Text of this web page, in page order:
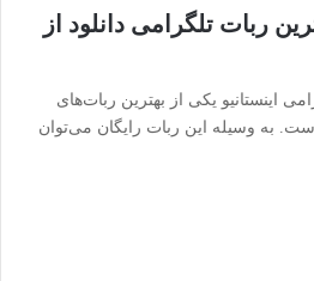
ربات تلگرامی دانلود از
اینستانیو یکی از بهترین ربات‌های
است. به وسیله این ربات رایگان می‌توان